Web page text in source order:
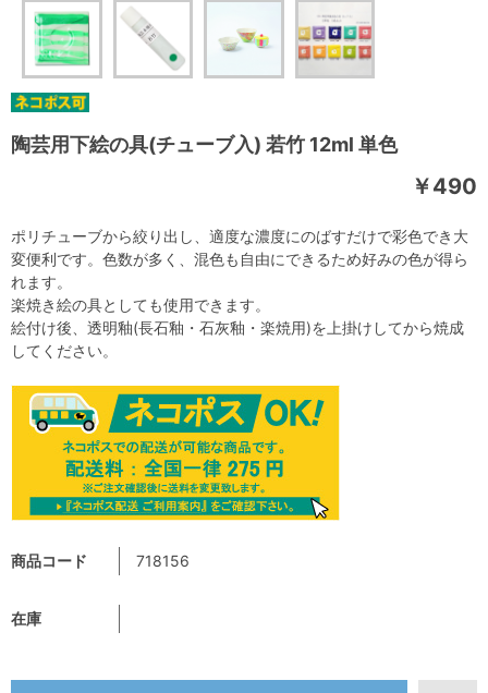
陶芸用下絵の具(チューブ入) 若竹 12ml 単色
￥490
商品コード 718156
在庫
ポリチューブから絞り出し、適度な濃度にのばすだけで彩色でき大
変便利です。色数が多く、混色も自由にできるため好みの色が得ら
れます。
楽焼き絵の具としても使用できます。
絵付け後、透明釉(長石釉・石灰釉・楽焼用)を上掛けしてから焼成
してください。